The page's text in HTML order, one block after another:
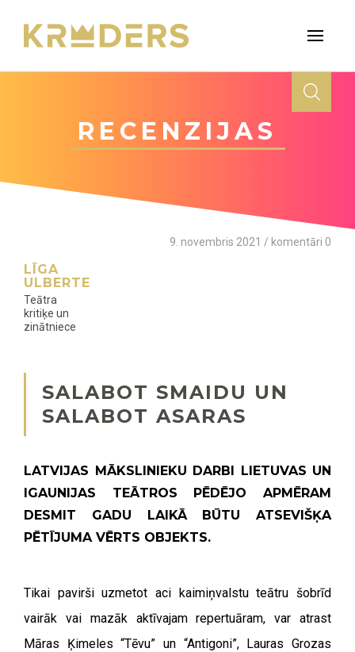
RECENZIJAS
9. novembris 2021 / komentāri 0
LĪGA
ULBERTE
Teātra
kritiķe un
zinātniece
SALABOT SMAIDU UN
SALABOT ASARAS
LATVIJAS MĀKSLINIEKU DARBI LIETUVAS UN
IGAUNIJAS TEĀTROS PĒDĒJO APMĒRAM
DESMIT GADU LAIKĀ BŪTU ATSEVIŠĶA
PĒTĪJUMA VĒRTS OBJEKTS.
Tikai pavirši uzmetot aci kaimiņvalstu teātru šobrīd
vairāk vai mazāk aktīvajam repertuāram, var atrast
Māras Ķimeles “Tēvu” un “Antigoni”, Lauras Grozas